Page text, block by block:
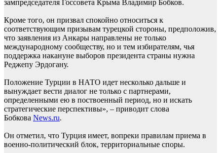
зампредседателя Госсовета Крыма Владимир Бобков.
Кроме того, он призвал спокойно относиться к
соответствующим призывам турецкой стороны, предположив,
что заявления из Анкары направлены не только
международному сообществу, но и тем избирателям, чья
поддержка накануне выборов президента страны нужна
Реджепу Эрдогану.
Положение Турции в НАТО идет несколько дальше и
вынуждает вести диалог не только с партнерами,
определенными ею в поствоенный период, но и искать
стратегические перспективы», – приводит слова
Бобкова News.ru.
Он отметил, что Турция имеет, вопреки правилам приема в
военно-политический блок, территориальные споры.